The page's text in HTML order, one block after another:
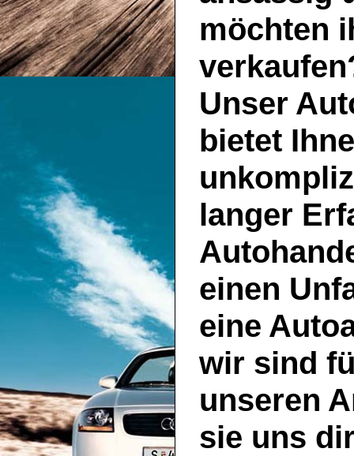
möchten
Unser
bietet
langer
einen
eine
wir sind
unseren
sie uns